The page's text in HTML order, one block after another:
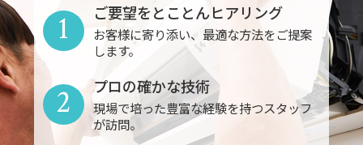
ご要望をとことんヒアリング
お客様に寄り添い、最適な方法をご提案
します。
1
プロの確かな技術
現場で培った豊富な経験を持つスタッフ
が訪問。
2